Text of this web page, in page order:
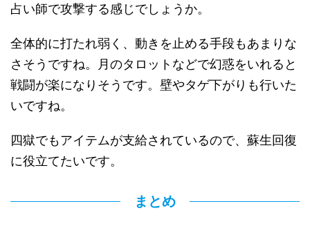
占い師で攻撃する感じでしょうか。
全体的に打たれ弱く、動きを止める手段もあまりな
さそうですね。月のタロットなどで幻惑をいれると
戦闘が楽になりそうです。壁やタゲ下がりも行いた
いですね。
四獄でもアイテムが支給されているので、蘇生回復
に役立てたいです。
まとめ